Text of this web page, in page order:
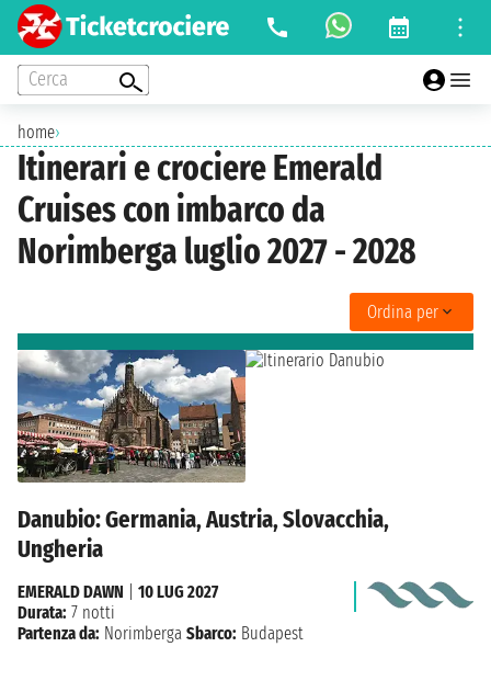
Cerca
home›
Itinerari e crociere Emerald
Cruises con imbarco da
Norimberga luglio 2027 - 2028
Ordina per
Danubio: Germania, Austria, Slovacchia,
Ungheria
EMERALD DAWN
10 LUG 2027
Durata: 7 notti
Partenza da: Norimberga Sbarco: Budapest